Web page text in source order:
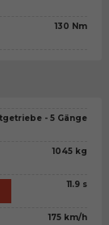
130 Nm
- 5 Gänge
1045 kg
11.9 s
175 km/h